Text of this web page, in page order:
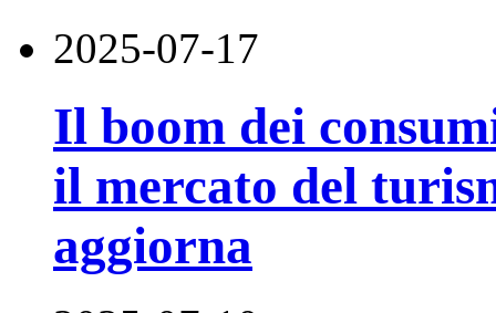
2025-07-17
Il boom dei
il mercato del
aggiorna